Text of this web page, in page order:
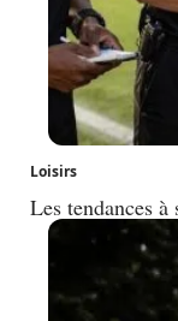
Loisirs
Les tendances